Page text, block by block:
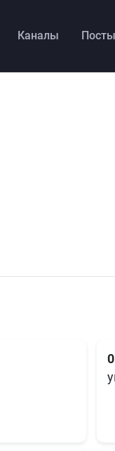
Каналы Посты
0